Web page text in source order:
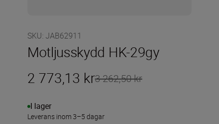
SKU: JAB62911
Motljusskydd HK-29gy
2 773,13 kr3 262,50 kr
I lager
Leverans inom 3–5 dagar